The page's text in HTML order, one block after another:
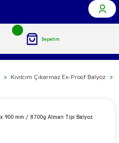
Sepetim
Kıvılcım Çıkarmaz Ex-Proof Balyoz